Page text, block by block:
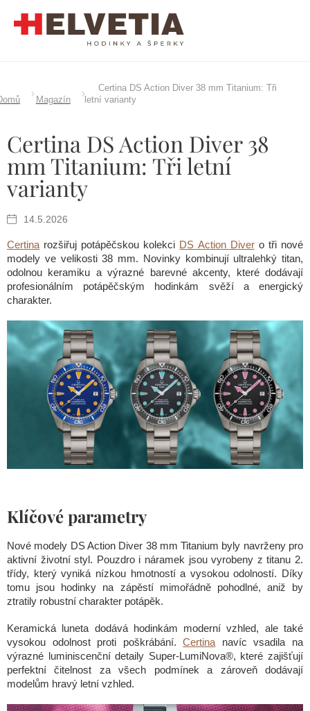
Magazín
Certina DS Action Diver 38 mm Titanium: Tři
letní varianty
Certina DS Action Diver 38
mm Titanium: Tři letní
varianty
14.5.2026
Certina rozšiřuj potápěčskou kolekci DS Action Divero tři nové
modely ve velikosti 38 mm. Novinky kombinují ultralehký titan,
odolnou keramiku a výrazné barevné akcenty, které dodávají
profesionálním potápěčským hodinkám svěží a energický
charakter.
Klíčové parametry
Nové modely DS Action Diver 38 mm Titanium byly navrženy pro
aktivní životní styl. Pouzdro i náramek jsou vyrobeny z titanu 2.
třídy, který vyniká nízkou hmotností a vysokou odolností. Díky
tomu jsou hodinky na zápěstí mimořádně pohodlné, aniž by
ztratily robustní charakter potápěk.
Keramická luneta dodává hodinkám moderní vzhled, ale také
vysokou odolnost proti poškrábání.Certina navíc vsadila na
výrazné luminiscenční detaily Super-LumiNova®, které zajišťují
perfektní čitelnost za všech podmínek a zároveň dodávají
modelům hravý letní vzhled.